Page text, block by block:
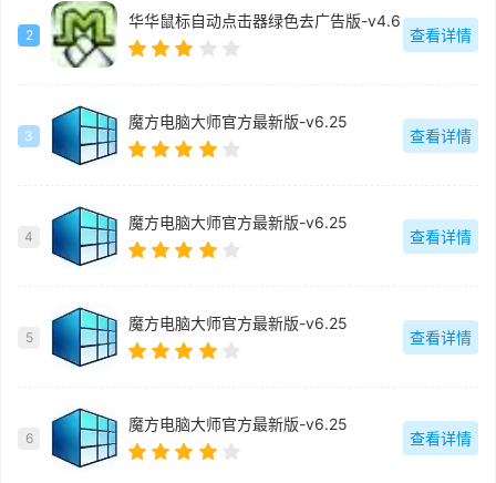
2
华华鼠标自动点击器绿色去广告版-v4.6
查看详情
3
魔方电脑大师官方最新版-v6.25
查看详情
4
魔方电脑大师官方最新版-v6.25
查看详情
5
魔方电脑大师官方最新版-v6.25
查看详情
6
魔方电脑大师官方最新版-v6.25
查看详情